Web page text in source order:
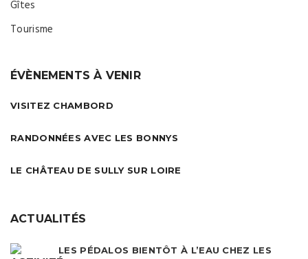
Gîtes
Tourisme
ÉVÈNEMENTS À VENIR
VISITEZ CHAMBORD
RANDONNÉES AVEC LES BONNYS
LE CHÂTEAU DE SULLY SUR LOIRE
ACTUALITÉS
LES PÉDALOS BIENTÔT À L’EAU CHEZ LES